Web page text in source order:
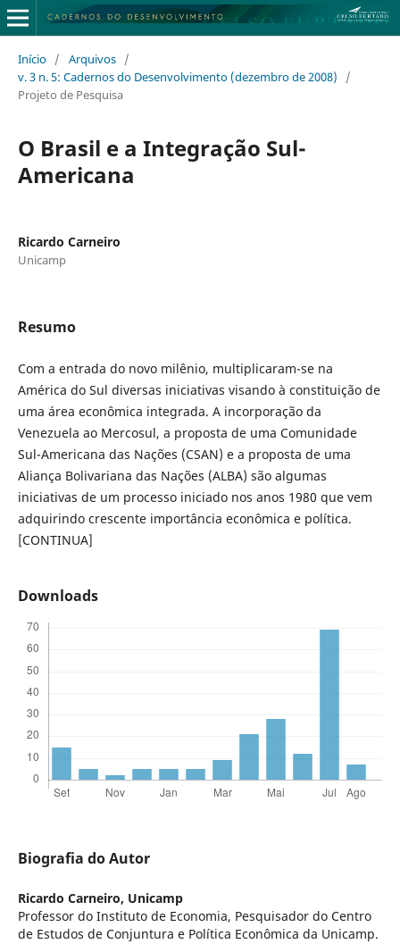
Início / Arquivos /
v. 3 n. 5: Cadernos do Desenvolvimento (dezembro de 2008)
/
Projeto de Pesquisa
O Brasil e a Integração Sul-
Americana
Ricardo Carneiro
Unicamp
Resumo
Com a entrada do novo milênio, multiplicaram-se na
América do Sul diversas iniciativas visando à constituição de
uma área econômica integrada. A incorporação da
Venezuela ao Mercosul, a proposta de uma Comunidade
Sul-Americana das Nações (CSAN) e a proposta de uma
Aliança Bolivariana das Nações (ALBA) são algumas
iniciativas de um processo iniciado nos anos 1980 que vem
adquirindo crescente importância econômica e política.
[CONTINUA]
Downloads
Biografia do Autor
Ricardo Carneiro, Unicamp
Professor do Instituto de Economia, Pesquisador do Centro
de Estudos de Conjuntura e Política Econômica da Unicamp.